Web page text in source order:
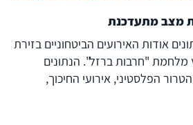
מצב מתעדכנת
אודות האירועים הביטחוניים בזירת
מלחמת "חרבות ברזל". הנתונים
הפלסטיני, אירועי החיכוך,
בגזרה. הנתונים מבוססים על